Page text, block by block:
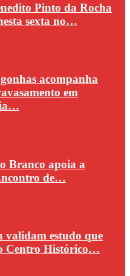
Pinto da Rocha
sexta no…
acompanha
em
Branco apoia a
de…
validam estudo que
Centro Histórico…